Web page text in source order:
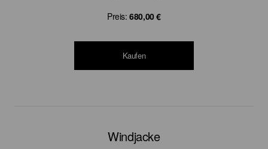
Preis:680,00 €
Kaufen
Windjacke